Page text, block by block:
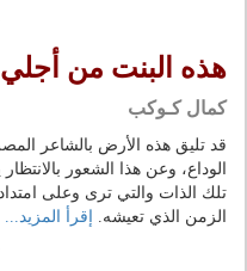
هذه البنت من أجلي
كمال كـوكب
قد تليق هذه الأرض بالشاعر
الوداع، وعن هذا الشعور
تلك الذات والتي ترى وعلى
الزمن الذي تعيشه.
إقرأ المزيد...